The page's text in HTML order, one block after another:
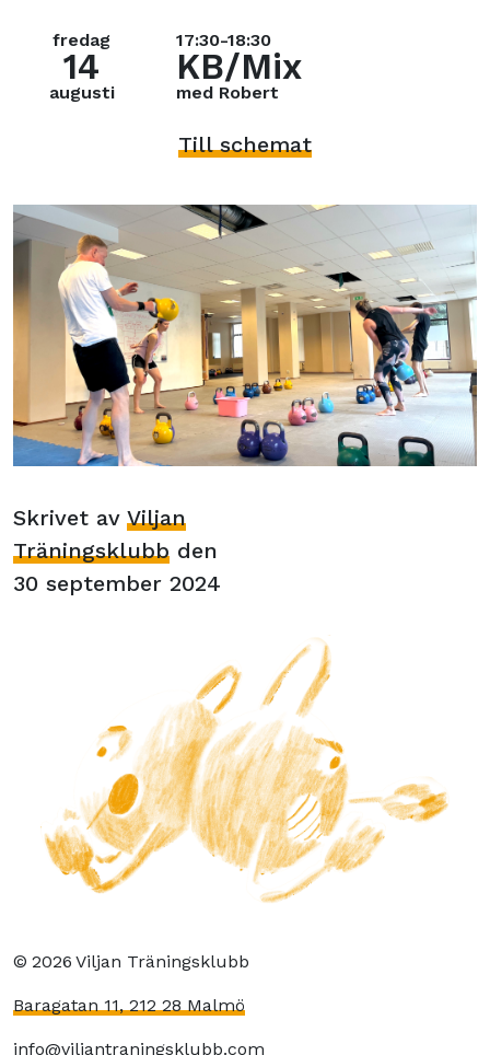
Skrivet av Viljan
Träningsklubb den
30 september 2024
fredag
14
augusti
17:30-18:30
KB/Mix
med Robert
Till schemat
© 2026 Viljan Träningsklubb
Baragatan 11, 212 28 Malmö
info@viljantraningsklubb.com